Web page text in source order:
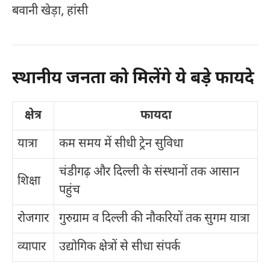
बवानी खेड़ा, हांसी
स्थानीय जनता को मिलेंगे ये बड़े फायदे
क्षेत्र
फायदा
यात्रा
कम समय में सीधी ट्रेन सुविधा
शिक्षा
चंडीगढ़ और दिल्ली के संस्थानों तक आसान
पहुंच
रोजगार
गुरुग्राम व दिल्ली की नौकरियों तक सुगम यात्रा
व्यापार
उद्योगिक क्षेत्रों से सीधा संपर्क